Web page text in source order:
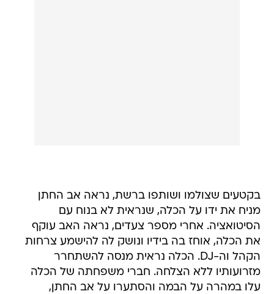
בקטעים שצולמו ושותפו ברשת, נראה אב החתן
מניח את ידו על הכלה, שנראית לא בנוח עם
הסיטואציה. אחרי מספר צעדים, נראה האב עוקף
את הכלה, אוחז בה בידיו ונושק לה להישמע צרחות
הקהל וה-DJ. הכלה נראית מנסה להשתחרר
מזרועותיו ללא הצלחה. חברי משפחתה של הכלה
עלו במהרה על הבמה והסתערו על אב החתן,